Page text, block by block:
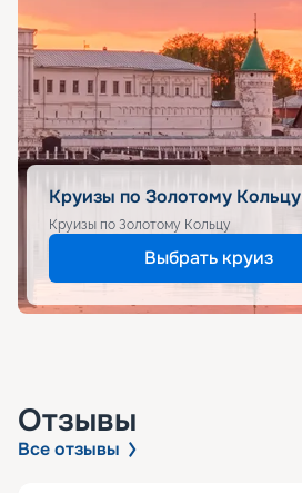
Круизы по Золотому Кольцу
Круизы по Золотому Кольцу
Выбрать круиз
Отзывы
Все отзывы